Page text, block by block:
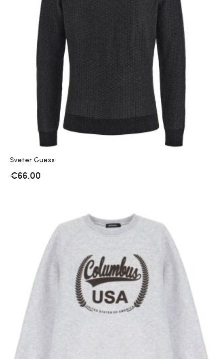
Sveter Guess
€66.00